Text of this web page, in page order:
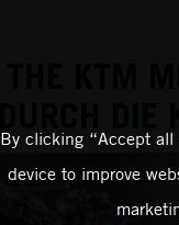
By clicking “Accept all
device to improve